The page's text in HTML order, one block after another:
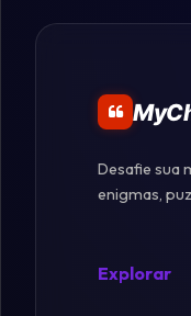
Desafie sua
enigmas,
Explorar